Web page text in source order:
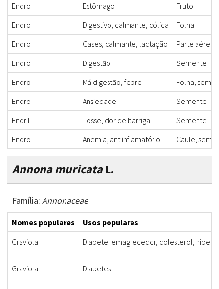
Endro
Estômago
Fruto
Endro
Digestivo, calmante, cólica
Folha
Endro
Gases, calmante, lactação
Parte aérea
Endro
Digestão
Semente
Endro
Má digestão, febre
Folha,
Endro
Ansiedade
Semente
Endril
Tosse, dor de barriga
Semente
Endro
Anemia, antiinflamatório Caule,
Annona muricataL.
Família: Annonaceae
Nomes populares
Usos populares
Graviola
Diabete, emagrecedor, colesterol,
Graviola Diabetes